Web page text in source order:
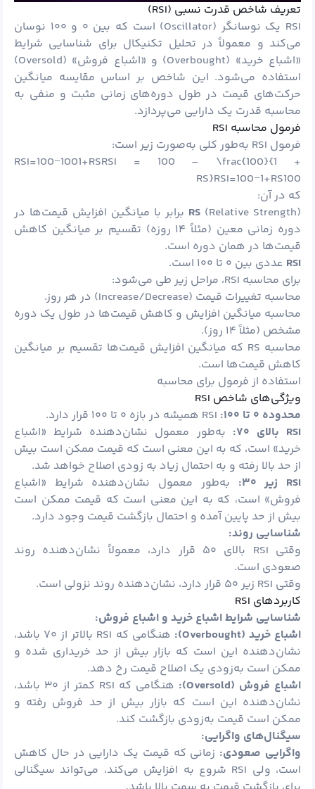
تعریف شاخص قدرت نسبی (RSI)
RSI یک نوسانگر (Oscillator) است که بین ۰ و ۱۰۰ نوسان
می‌کند و معمولاً در تحلیل تکنیکال برای شناسایی شرایط
«اشباع خرید» (Overbought) و «اشباع فروش» (Oversold)
استفاده می‌شود. این شاخص بر اساس مقایسه میانگین
حرکت‌های قیمت در طول دوره‌های زمانی مثبت و منفی به
محاسبه قدرت یک دارایی می‌پردازد.
فرمول محاسبه RSI
فرمول RSI به‌طور کلی به‌صورت زیر است:
RSI=100−1001+RSRSI = 100 – \frac{100}{1 +
RS}RSI=100−1+RS100​
که در آن:
RS (Relative Strength) برابر با میانگین افزایش قیمت‌ها در
دوره زمانی معین (مثلاً ۱۴ روزه) تقسیم بر میانگین کاهش
قیمت‌ها در همان دوره است.
RSI عددی بین ۰ تا ۱۰۰ است.
برای محاسبه RSI، مراحل زیر طی می‌شود:
محاسبه تغییرات قیمت (Increase/Decrease) در هر روز.
محاسبه میانگین افزایش و کاهش قیمت‌ها در طول یک دوره
مشخص (مثلاً ۱۴ روز).
محاسبه RS که میانگین افزایش قیمت‌ها تقسیم بر میانگین
کاهش قیمت‌ها است.
استفاده از فرمول برای محاسبه
ویژگی‌های شاخص RSI
محدوده ۰ تا ۱۰۰:
RSI بالای ۷۰:
به‌طور معمول نشان‌دهنده شرایط «اشباع
خرید» است، که به این معنی است که قیمت ممکن است بیش
از حد بالا رفته و به احتمال زیاد به زودی اصلاح خواهد شد.
RSI زیر ۳۰:
به‌طور معمول نشان‌دهنده شرایط «اشباع
فروش» است، که به این معنی است که قیمت ممکن است
بیش از حد پایین آمده و احتمال بازگشت قیمت وجود دارد.
شناسایی روند:
وقتی RSI بالای ۵۰ قرار دارد، معمولاً نشان‌دهنده روند
صعودی است.
وقتی RSI زیر ۵۰ قرار دارد، نشان‌دهنده روند نزولی است.
کاربردهای RSI
شناسایی شرایط اشباع خرید و اشباع فروش:
اشباع خرید (Overbought):
هنگامی که RSI بالاتر از ۷۰ باشد،
نشان‌دهنده این است که بازار بیش از حد خریداری شده و
ممکن است به‌زودی یک اصلاح قیمت رخ دهد.
اشباع فروش (Oversold):
هنگامی که RSI کمتر از ۳۰ باشد،
نشان‌دهنده این است که بازار بیش از حد فروش رفته و
ممکن است قیمت به‌زودی بازگشت کند.
سیگنال‌های واگرایی:
واگرایی صعودی: زمانی که قیمت یک دارایی در حال کاهش
است، ولی RSI شروع به افزایش می‌کند، می‌تواند سیگنالی